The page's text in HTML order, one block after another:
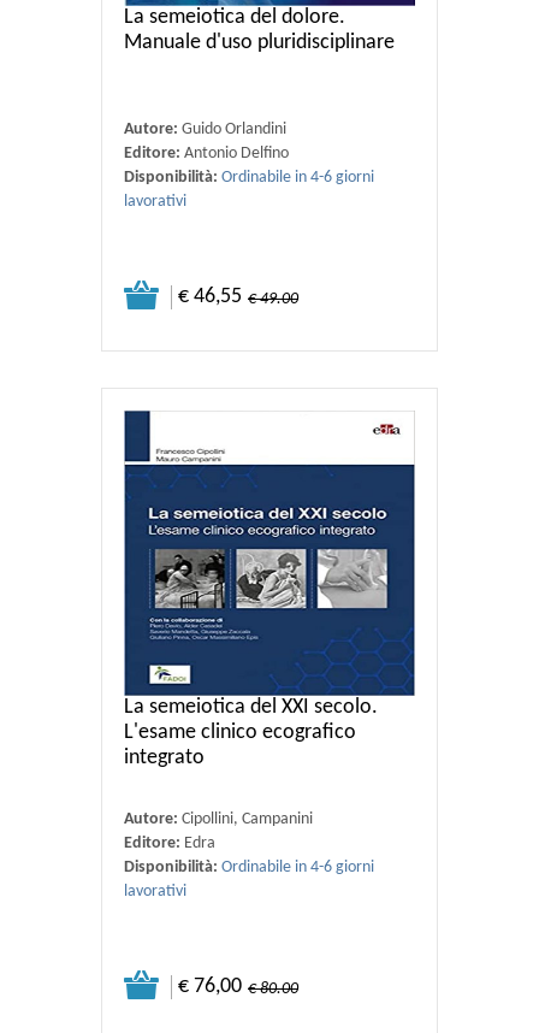
La semeiotica del dolore.
Manuale d'uso pluridisciplinare
Autore: Guido Orlandini
Editore: Antonio Delfino
Disponibilità: Ordinabile in 4-6 giorni
lavorativi
€ 46,55 € 49.00
La semeiotica del XXI secolo.
L'esame clinico ecografico
integrato
Autore: Cipollini, Campanini
Editore: Edra
Disponibilità: Ordinabile in 4-6 giorni
lavorativi
€ 76,00 € 80.00